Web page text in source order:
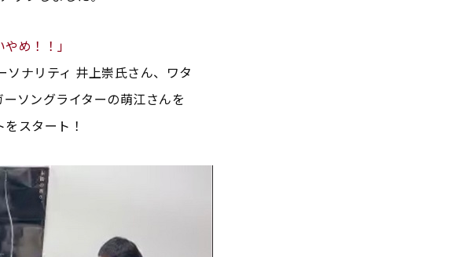
め！！」
ナリティ 井上崇氏さん、ワタ
ソングライターの萌江さんを
スタート！